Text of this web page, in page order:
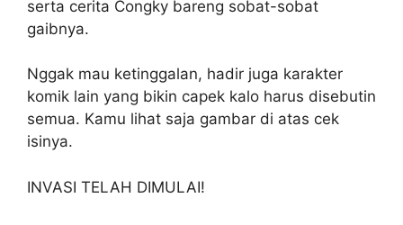
serta cerita Congky bareng sobat-sobat
gaibnya.
Nggak mau ketinggalan, hadir juga karakter
komik lain yang bikin capek kalo harus disebutin
semua. Kamu lihat saja gambar di atas cek
isinya.
INVASI TELAH DIMULAI!